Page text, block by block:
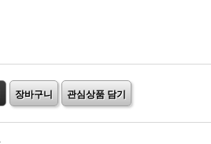
장바구니 관심상품 담기